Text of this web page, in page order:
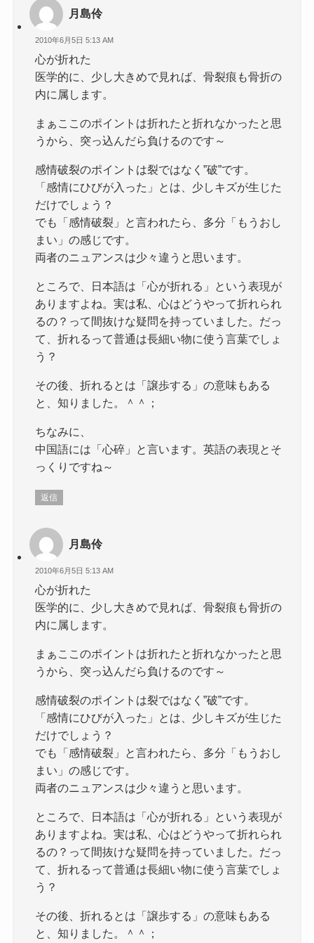
月島伶
2010年6月5日 5:13 AM
心が折れた
医学的に、少し大きめで見れば、骨裂痕も骨折の
内に属します。
まぁここのポイントは折れたと折れなかったと思
うから、突っ込んだら負けるのです～
感情破裂のポイントは裂ではなく”破”です。
「感情にひびが入った」とは、少しキズが生じた
だけでしょう？
でも「感情破裂」と言われたら、多分「もうおし
まい」の感じです。
両者のニュアンスは少々違うと思います。
ところで、日本語は「心が折れる」という表現が
ありますよね。実は私、心はどうやって折れられ
るの？って間抜けな疑問を持っていました。だっ
て、折れるって普通は長細い物に使う言葉でしょ
う？
その後、折れるとは「譲歩する」の意味もある
と、知りました。＾＾；
ちなみに、
中国語には「心碎」と言います。英語の表現とそ
っくりですね～
返信
月島伶
2010年6月5日 5:13 AM
心が折れた
医学的に、少し大きめで見れば、骨裂痕も骨折の
内に属します。
まぁここのポイントは折れたと折れなかったと思
うから、突っ込んだら負けるのです～
感情破裂のポイントは裂ではなく”破”です。
「感情にひびが入った」とは、少しキズが生じた
だけでしょう？
でも「感情破裂」と言われたら、多分「もうおし
まい」の感じです。
両者のニュアンスは少々違うと思います。
ところで、日本語は「心が折れる」という表現が
ありますよね。実は私、心はどうやって折れられ
るの？って間抜けな疑問を持っていました。だっ
て、折れるって普通は長細い物に使う言葉でしょ
う？
その後、折れるとは「譲歩する」の意味もある
と、知りました。＾＾；